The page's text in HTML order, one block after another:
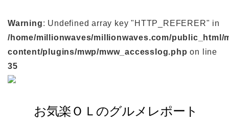
Warning: Undefined array key "HTTP_REFERER" in
/home/millionwaves/millionwaves.com/public_html/
content/plugins/mwp/mww_accesslog.php on line
35